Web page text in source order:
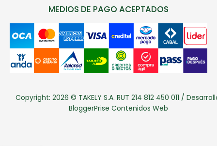
MEDIOS DE PAGO ACEPTADOS
Copyright: 2026 © TAKELY S.A. RUT 214 812 450 011 /
BloggerPrise Contenidos Web